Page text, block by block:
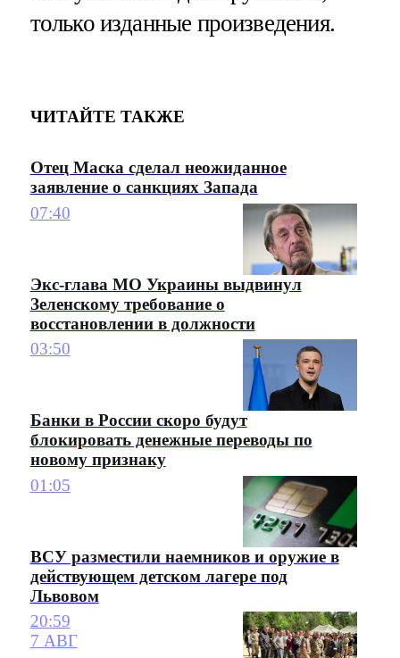
только изданные произведения.
ЧИТАЙТЕ ТАКЖЕ
Отец Маска сделал неожиданное
заявление о санкциях Запада
07:40
Экс-глава МО Украины выдвинул
Зеленскому требование о
восстановлении в должности
03:50
Банки в России скоро будут
блокировать денежные переводы по
новому признаку
01:05
ВСУ разместили наемников и оружие в
действующем детском лагере под
Львовом
20:59
7 АВГ